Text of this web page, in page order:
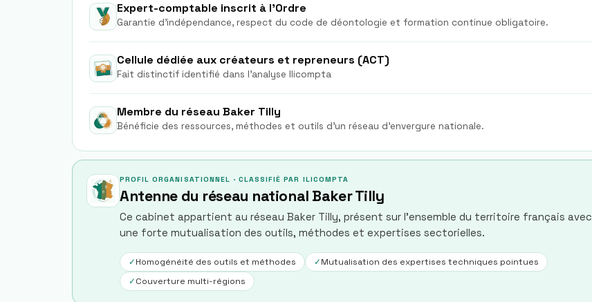
Expert-comptable inscrit à l'Ordre
Garantie d'indépendance, respect du code de déontologie et formation continue obligatoire.
Cellule dédiée aux créateurs et repreneurs (ACT)
Fait distinctif identifié dans l'analyse Ilicompta
Membre du réseau Baker Tilly
Bénéficie des ressources, méthodes et outils d'un réseau d'envergure nationale.
PROFIL ORGANISATIONNEL · CLASSIFIÉ PAR ILICOMPTA
Antenne du réseau national Baker Tilly
Ce cabinet appartient au réseau Baker Tilly, présent sur l'ensemble du territoire français avec
une forte mutualisation des outils, méthodes et expertises sectorielles.
✓Homogénéité des outils et méthodes ✓Mutualisation des expertises techniques pointues
✓Couverture multi-régions